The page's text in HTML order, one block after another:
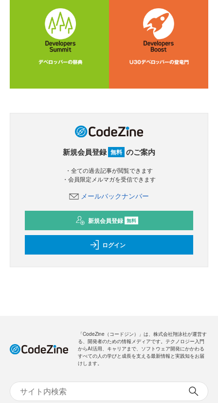
新規会員登録 無料 のご案内
・全ての過去記事が閲覧できます
・会員限定メルマガを受信できます
メールバックナンバー
新規会員登録 無料
ログイン
「CodeZine（コードジン）」は、株式会社翔泳社が運営す
る、開発者のための情報メディアです。テクノロジー入門
からAI活用、キャリアまで、ソフトウェア開発にかかわる
すべての人の学びと成長を支える最新情報と実践知をお届
けします。